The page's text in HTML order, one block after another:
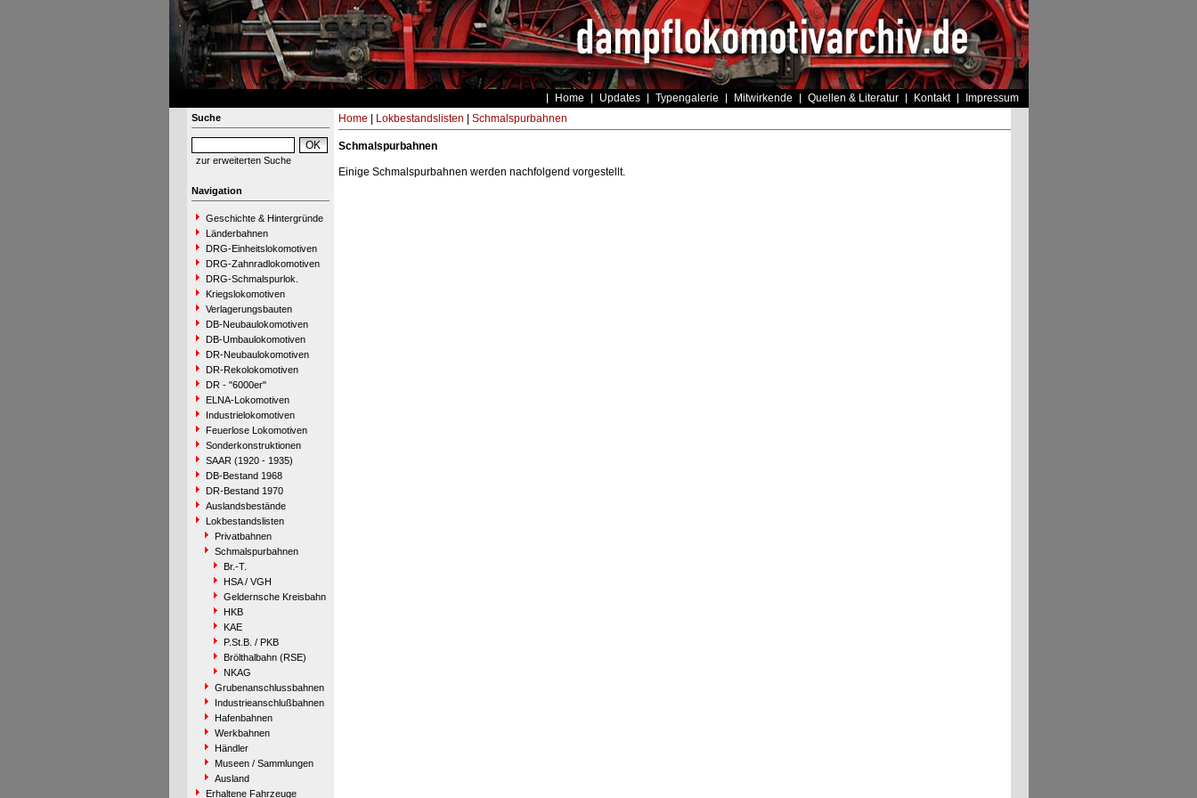
Home Updates Typengalerie Mitwirkende Quellen & Literatur Kontakt Impressum
Suche
zur erweiterten Suche
Navigation
Geschichte & Hintergründe
Länderbahnen
DRG-Einheitslokomotiven
DRG-Zahnradlokomotiven
DRG-Schmalspurlok.
Kriegslokomotiven
Verlagerungsbauten
DB-Neubaulokomotiven
DB-Umbaulokomotiven
DR-Neubaulokomotiven
DR-Rekolokomotiven
DR - "6000er"
ELNA-Lokomotiven
Industrielokomotiven
Feuerlose Lokomotiven
Sonderkonstruktionen
SAAR (1920 - 1935)
DB-Bestand 1968
DR-Bestand 1970
Auslandsbestände
Lokbestandslisten
Privatbahnen
Schmalspurbahnen
Br.-T.
HSA / VGH
Geldernsche Kreisbahn
HKB
KAE
P.St.B. / PKB
Brölthalbahn (RSE)
NKAG
Grubenanschlussbahnen
Industrieanschlußbahnen
Hafenbahnen
Werkbahnen
Händler
Museen / Sammlungen
Ausland
Erhaltene Fahrzeuge
Home Lokbestandslisten Schmalspurbahnen
Schmalspurbahnen
Einige Schmalspurbahnen werden nachfolgend vorgestellt.